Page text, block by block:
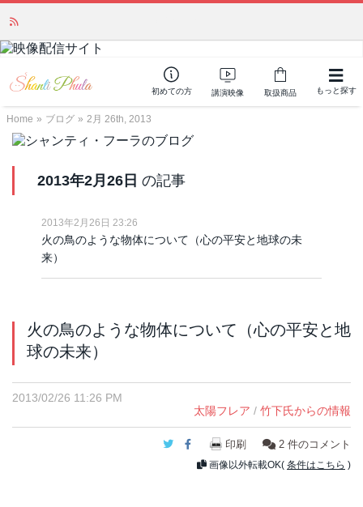
初めての方 講演映像 取扱商品 もっと探す
Home » ブログ » 2月 26th, 2013
2013年2月26日 の記事
2013年2月26日 23:26
火の鳥のような物体について（心の平安と地球の未
来）
火の鳥のような物体について（心の平安と地
球の未来）
2013/02/26 11:26 PM
太陽フレア / 竹下氏からの情報
Twitter
Facebook
印刷 2 件のコメント
画像以外転載OK( 条件はこちら )